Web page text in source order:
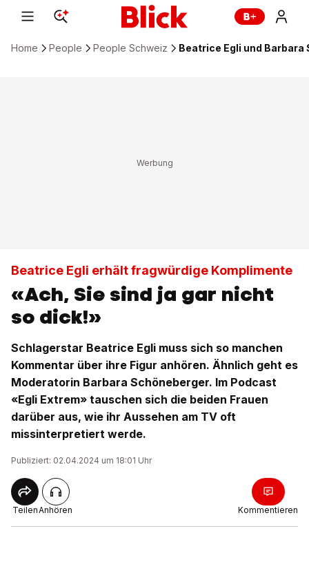
Home People People Schweiz Beatrice Egli und
Beatrice Egli erhält fragwürdige Komplimente
«Ach, Sie sind ja gar nicht
so dick!»
Schlagerstar Beatrice Egli muss sich so manchen
Kommentar über ihre Figur anhören. Ähnlich geht es
Moderatorin Barbara Schöneberger. Im Podcast
«Egli Extrem» tauschen sich die beiden Frauen
darüber aus, wie ihr Aussehen am TV oft
missinterpretiert werde.
Publiziert: 02.04.2024 um 18:01 Uhr
TeilenAnhören Kommentieren